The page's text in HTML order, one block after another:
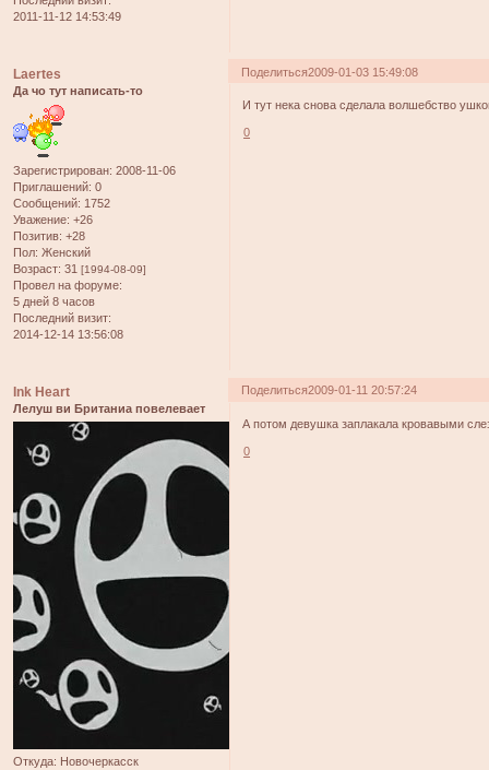
2011-11-12 14:53:49
Поделиться2009-01-03 15:49:08
Laertes
Да чо тут написать-то
Зарегистрирован: 2008-11-06
Приглашений: 0
Сообщений: 1752
Уважение: +26
Позитив: +28
Пол: Женский
Возраст: 31 [1994-08-09]
Провел на форуме:
5 дней 8 часов
Последний визит:
2014-12-14 13:56:08
И тут нека снова сделала волшебство
0
Поделиться2009-01-11 20:57:24
Ink Heart
Лелуш ви Британиа повелевает
Откуда: Новочеркасск
А потом девушка заплакала кровавыми
0